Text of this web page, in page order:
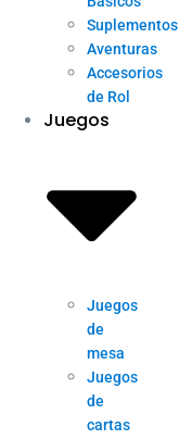
Suplementos
Aventuras
Accesorios
de Rol
Juegos
Juegos
de
mesa
Juegos
de
cartas